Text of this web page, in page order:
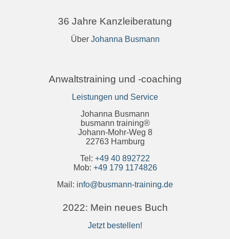
36 Jahre Kanzleiberatung
Über Johanna Busmann
Anwaltstraining und -coaching
Leistungen und Service
Johanna Busmann
busmann training®
Johann-Mohr-Weg 8
22763 Hamburg
Tel: +49 40 892722
Mob: +49 179 1174826
Mail: info@busmann-training.de
2022: Mein neues Buch
Jetzt bestellen!